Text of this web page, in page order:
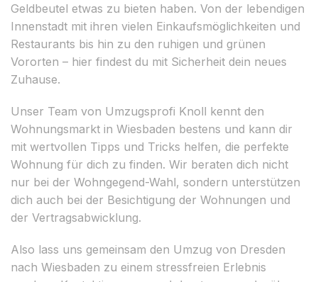
Geldbeutel etwas zu bieten haben. Von der lebendigen
Innenstadt mit ihren vielen Einkaufsmöglichkeiten und
Restaurants bis hin zu den ruhigen und grünen
Vororten – hier findest du mit Sicherheit dein neues
Zuhause.
Unser Team von Umzugsprofi Knoll kennt den
Wohnungsmarkt in Wiesbaden bestens und kann dir
mit wertvollen Tipps und Tricks helfen, die perfekte
Wohnung für dich zu finden. Wir beraten dich nicht
nur bei der Wohngegend-Wahl, sondern unterstützen
dich auch bei der Besichtigung der Wohnungen und
der Vertragsabwicklung.
Also lass uns gemeinsam den Umzug von Dresden
nach Wiesbaden zu einem stressfreien Erlebnis